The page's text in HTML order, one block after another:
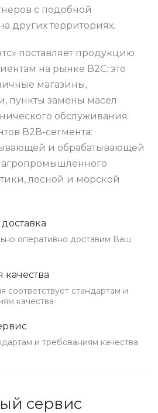
с подобной
других территориях.
поставляет продукцию
на рынке В2С: это
магазины,
пункты замены масел
обслуживания
В2В-сегмента:
и обрабатывающей
лесной и морской
оперативно доставим Ваш
качества
соответствует стандартам и
качества
и требованиям качества
сервис